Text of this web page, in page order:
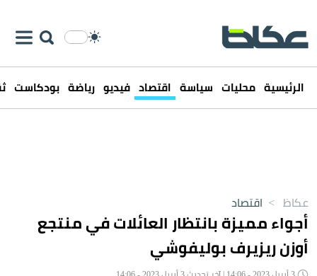
الرئيسية محليات سياسة اقتصاد فيديو رياضة بودكاست
عكاظ > اقتصاد
أجواء مميزة بانتظار العائلات في منتجع
أوزن ريزيرف بوليفوشي